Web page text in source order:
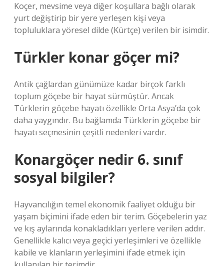
Koçer, mevsime veya diğer koşullara bağlı olarak
yurt değiştirip bir yere yerleşen kişi veya
topluluklara yöresel dilde (Kürtçe) verilen bir isimdir.
Türkler konar göçer mi?
Antik çağlardan günümüze kadar birçok farklı
toplum göçebe bir hayat sürmüştür. Ancak
Türklerin göçebe hayatı özellikle Orta Asya’da çok
daha yaygındır. Bu bağlamda Türklerin göçebe bir
hayatı seçmesinin çeşitli nedenleri vardır.
Konargöçer nedir 6. sınıf
sosyal bilgiler?
Hayvancılığın temel ekonomik faaliyet olduğu bir
yaşam biçimini ifade eden bir terim. Göçebelerin yaz
ve kış aylarında konakladıkları yerlere verilen addır.
Genellikle kalıcı veya geçici yerleşimleri ve özellikle
kabile ve klanların yerleşimini ifade etmek için